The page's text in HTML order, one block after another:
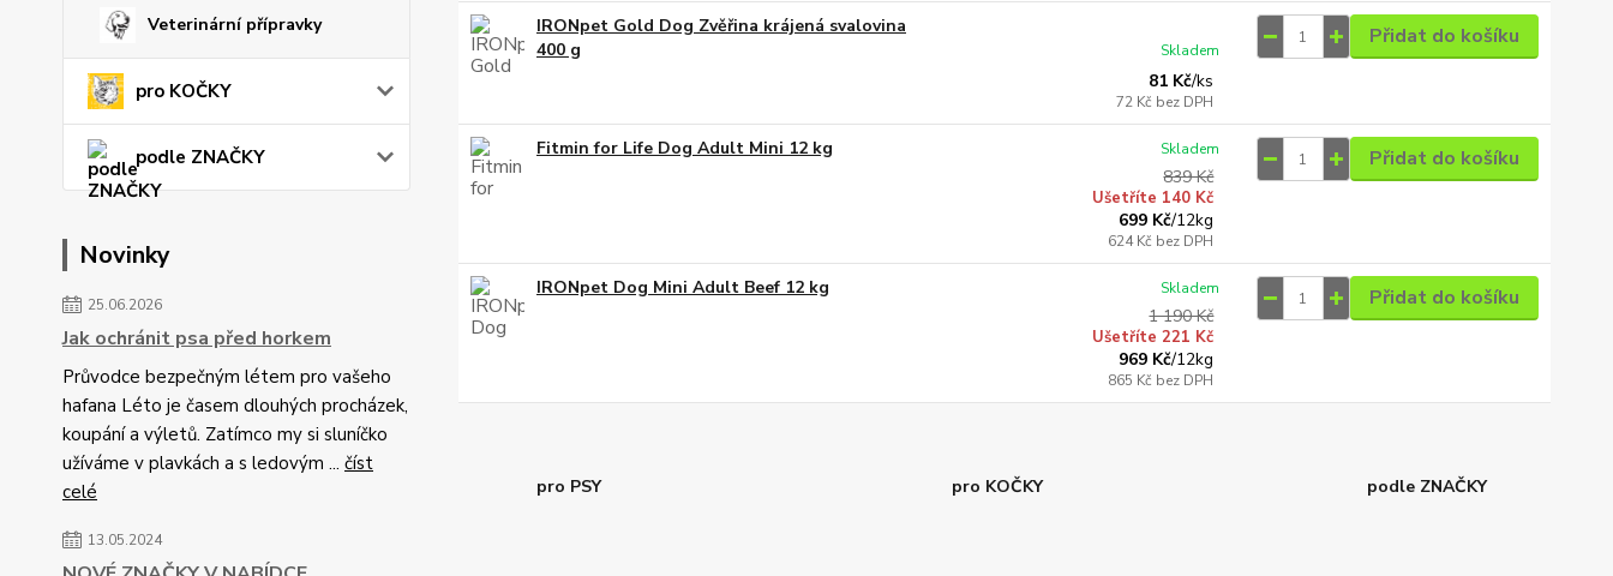
Veterinární přípravky
pro KOČKY
podle ZNAČKY
Novinky
25.06.2026
Jak ochránit psa před horkem
Průvodce bezpečným létem pro vašeho
hafana Léto je časem dlouhých procházek,
koupání a výletů. Zatímco my si sluníčko
užíváme v plavkách a s ledovým ... číst
celé
13.05.2024
IRONpet Gold Dog Zvěřina krájená svalovina
400 g
81 Kč/ks
72 Kč bez DPH
Skladem
Přidat do košíku
Fitmin for Life Dog Adult Mini 12 kg
839 Kč
Ušetříte 140 Kč
699 Kč/12kg
624 Kč bez DPH
Skladem Přidat do košíku
IRONpet Dog Mini Adult Beef 12 kg
1 190 Kč
Ušetříte 221 Kč
969 Kč/12kg
865 Kč bez DPH
Skladem Přidat do košíku
pro PSY pro KOČKY podle ZNAČKY